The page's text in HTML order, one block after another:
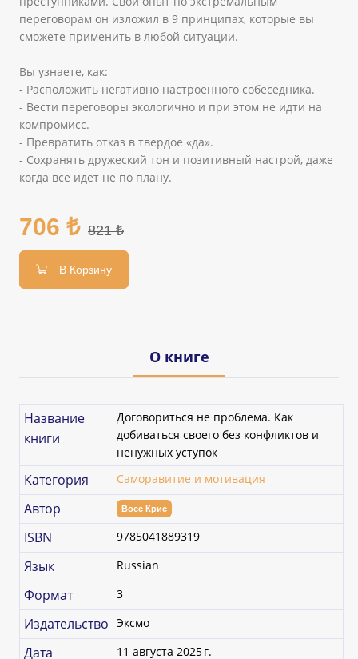
переговорам он изложил в 9 принципах, которые вы
сможете применить в любой ситуации.
Вы узнаете, как:
- Расположить негативно настроенного собеседника.
- Вести переговоры экологично и при этом не идти на
компромисс.
- Превратить отказ в твердое «да».
- Сохранять дружеский тон и позитивный настрой, даже
когда все идет не по плану.
706 ₺ 821 ₺
В Корзину
О книге
Название
книги
Договориться не проблема. Как
добиваться своего без конфликтов и
ненужных уступок
Категория Саморавитие и мотивация
Автор Восс Крис
ISBN 9785041889319
Язык Russian
Формат 3
Издательство Эксмо
Дата
11 августа 2025 г.